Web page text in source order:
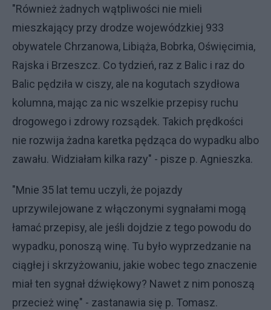
"Również żadnych wątpliwości nie mieli
mieszkający przy drodze wojewódzkiej 933
obywatele Chrzanowa, Libiąża, Bobrka, Oświęcimia,
Rajska i Brzeszcz. Co tydzień, raz z Balic i raz do
Balic pędziła w ciszy, ale na kogutach szydłowa
kolumna, mając za nic wszelkie przepisy ruchu
drogowego i zdrowy rozsądek. Takich prędkości
nie rozwija żadna karetka pędząca do wypadku albo
zawału. Widziałam kilka razy" - pisze p. Agnieszka.
"Mnie 35 lat temu uczyli, że pojazdy
uprzywilejowane z włączonymi sygnałami mogą
łamać przepisy, ale jeśli dojdzie z tego powodu do
wypadku, ponoszą winę. Tu było wyprzedzanie na
ciągłej i skrzyżowaniu, jakie wobec tego znaczenie
miał ten sygnał dźwiękowy? Nawet z nim ponoszą
przecież winę" - zastanawia się p. Tomasz.